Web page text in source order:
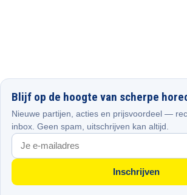
Blijf op de hoogte van scherpe
Nieuwe partijen, acties en prijsvoordeel —
inbox. Geen spam, uitschrijven kan altijd.
Inschrijven